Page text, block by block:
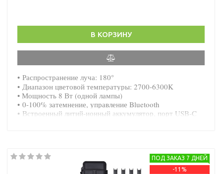
В КОРЗИНУ
• Распространение луча: 180°
• Диапазон цветовой температуры: 2700-6300K
• Мощность 8 Вт (одной лампы)
• 0-100% затемнение, управление Bluetooth
• Встроенный литий-ионный аккумулятор, порт USB-C
ПОД ЗАКАЗ 7 ДНЕЙ
-11%